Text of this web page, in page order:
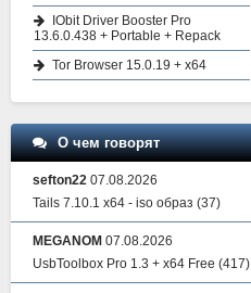
IObit Driver Booster Pro
13.6.0.438 + Portable + Repack
Tor Browser 15.0.19 + x64
О чем говорят
sefton22 07.08.2026
Tails 7.10.1 x64 - iso образ (37)
MEGANOM 07.08.2026
UsbToolbox Pro 1.3 + x64 Free (417)